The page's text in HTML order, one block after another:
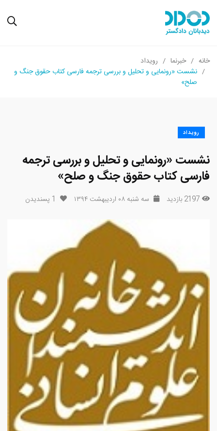
خانه خبرنما
رویداد
نشست «رونمایی و تحلیل و بررسی ترجمه فارسی کتاب حقوق جنگ و
صلح»
رویداد
نشست «رونمایی و تحلیل و بررسی ترجمه
فارسی کتاب حقوق جنگ و صلح»
2197 بازدید سه شنبه ۰۸ اردیبهشت ۱۳۹۴ 1 پسندیدن